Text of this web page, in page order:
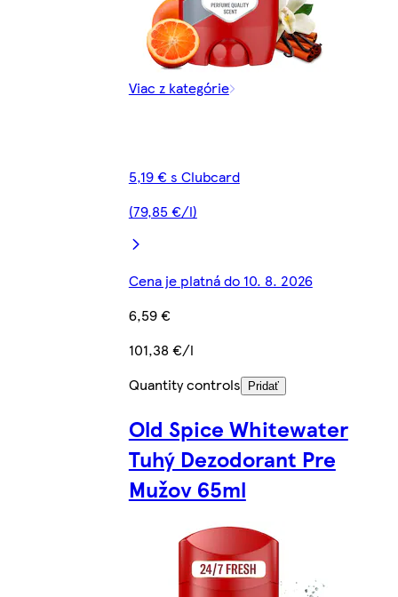
Viac z kategórie
5,19 € s Clubcard
(79,85 €/l)
Cena je platná do 10. 8. 2026
6,59 €
101,38 €/l
Quantity controls
Pridať
Old Spice Whitewater
Tuhý Dezodorant Pre
Mužov 65ml